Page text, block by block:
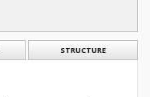
STRUCTURE